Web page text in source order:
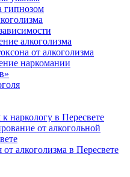
гипнозом
алкоголизма
от алкоголизма
наркомании
наркологу в Пересвете
от алкогольной
алкоголизма в Пересвете